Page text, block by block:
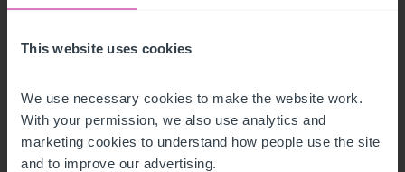
This website uses cookies
We use necessary cookies to make the website work.
With your permission, we also use analytics and
marketing cookies to understand how people use the site
and to improve our advertising.
Hotelmarkt Wien - Update H1
Publikationen Hotels Bewertung